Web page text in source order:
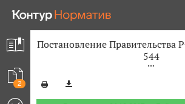
2
Постановление Правительства
544